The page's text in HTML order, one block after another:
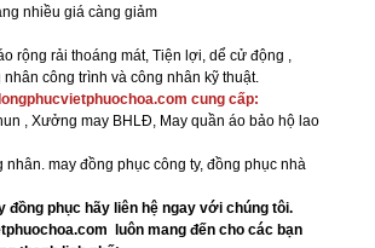
nhiều giá càng giảm
rộng rải thoáng mát, Tiện lợi, dể cử động ,
công trình và công nhân kỹ thuật.
cung cấp:
, Xưởng may BHLĐ, May quần áo bảo hộ lao
nhân. may đồng phục công ty, đồng phục nhà
đồng phục hãy liên hệ ngay với chúng tôi.
luôn mang đến cho các bạn